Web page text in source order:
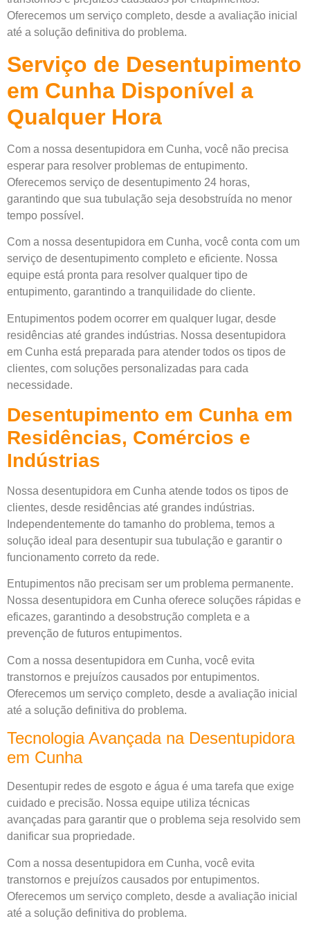
Oferecemos um serviço completo, desde a avaliação inicial
até a solução definitiva do problema.
Serviço de Desentupimento
em Cunha Disponível a
Qualquer Hora
Com a nossa desentupidora em Cunha, você não precisa
esperar para resolver problemas de entupimento.
Oferecemos serviço de desentupimento 24 horas,
garantindo que sua tubulação seja desobstruída no menor
tempo possível.
Com a nossa desentupidora em Cunha, você conta com um
serviço de desentupimento completo e eficiente. Nossa
equipe está pronta para resolver qualquer tipo de
entupimento, garantindo a tranquilidade do cliente.
Entupimentos podem ocorrer em qualquer lugar, desde
residências até grandes indústrias. Nossa desentupidora
em Cunha está preparada para atender todos os tipos de
clientes, com soluções personalizadas para cada
necessidade.
Desentupimento em Cunha em
Residências, Comércios e
Indústrias
Nossa desentupidora em Cunha atende todos os tipos de
clientes, desde residências até grandes indústrias.
Independentemente do tamanho do problema, temos a
solução ideal para desentupir sua tubulação e garantir o
funcionamento correto da rede.
Entupimentos não precisam ser um problema permanente.
Nossa desentupidora em Cunha oferece soluções rápidas e
eficazes, garantindo a desobstrução completa e a
prevenção de futuros entupimentos.
Com a nossa desentupidora em Cunha, você evita
transtornos e prejuízos causados por entupimentos.
Oferecemos um serviço completo, desde a avaliação inicial
até a solução definitiva do problema.
Tecnologia Avançada na Desentupidora
em Cunha
Desentupir redes de esgoto e água é uma tarefa que exige
cuidado e precisão. Nossa equipe utiliza técnicas
avançadas para garantir que o problema seja resolvido sem
danificar sua propriedade.
Com a nossa desentupidora em Cunha, você evita
transtornos e prejuízos causados por entupimentos.
Oferecemos um serviço completo, desde a avaliação inicial
até a solução definitiva do problema.